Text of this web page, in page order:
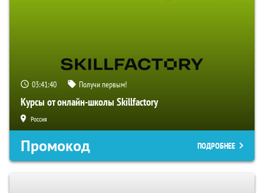
03:41:39 Получи первым!
Курсы от онлайн-школы Skillfactory
Россия
Промокод ПОДРОБНЕЕ